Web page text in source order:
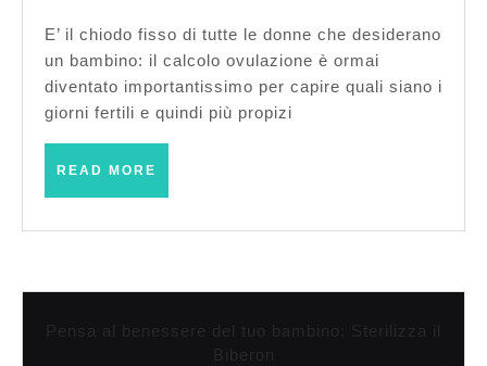
E’ il chiodo fisso di tutte le donne che desiderano
un bambino: il calcolo ovulazione è ormai
diventato importantissimo per capire quali siano i
giorni fertili e quindi più propizi
READ MORE
Pensa al benessere del tuo bambino: Sterilizza il
Biberon